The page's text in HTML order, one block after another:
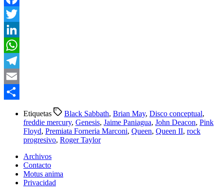
Facebook
Twitter
LinkedIn
WhatsApp
Telegram
Email
Etiquetas Black Sabbath, Brian May, Disco conceptual,
freddie mercury, Genesis, Jaime Paniagua, John Deacon, Pink
Floyd, Premiata Forneria Marconi, Queen, Queen II, rock
progresivo, Roger Taylor
Archivos
Contacto
Motus anima
Privacidad